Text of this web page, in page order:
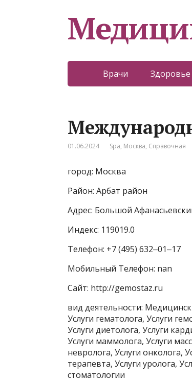
Врачи Здоровье
01.06.2024 Spa, Москва, Справочная
город: Москва
Район: Арбат район
Адрес: Большой
Индекс: 119019.0
Телефон: +7 (495) 632‒01‒17
Мобильный Телефон: nan
Сайт: http://gemostaz.ru
вид деятельности:
Услуги гематолога, Услуги
Услуги диетолога, Услуги
Услуги маммолога, Услуги
невролога, Услуги онколога,
терапевта, Услуги уролога,
стоматологии